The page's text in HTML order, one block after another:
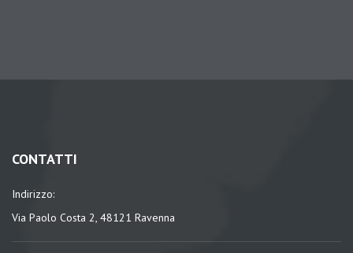
CONTATTI
Indirizzo:
Via Paolo Costa 2, 48121 Ravenna